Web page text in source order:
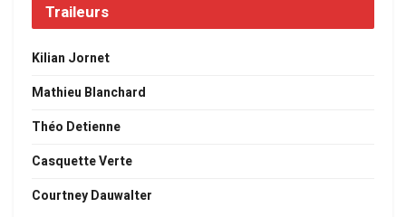
Traileurs
Kilian Jornet
Mathieu Blanchard
Théo Detienne
Casquette Verte
Courtney Dauwalter